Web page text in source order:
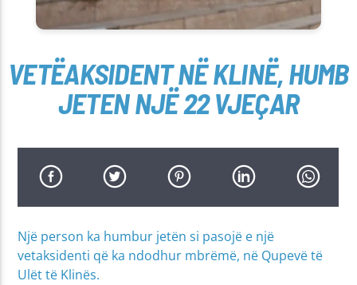
VETËAKSIDENT NË KLINË, HUMB
JETEN NJË 22 VJEÇAR
Një person ka humbur jetën si pasojë e një
vetaksidenti që ka ndodhur mbrëmë, në Qupevë të
Ulët të Klinës.